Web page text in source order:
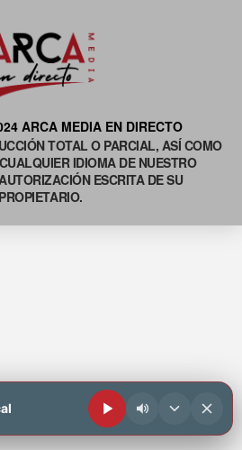
ARCA MEDIA EN DIRECTO
TOTAL O PARCIAL, ASÍ COMO
IDIOMA DE NUESTRO
ESCRITA DE SU
PROPIETARIO.